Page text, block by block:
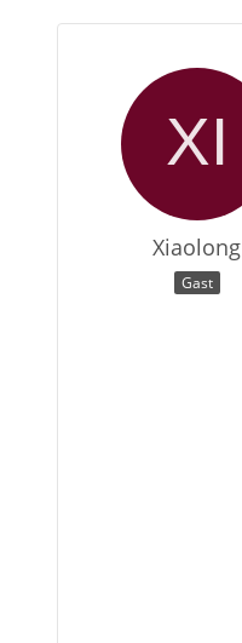
Xiaolong
Gast